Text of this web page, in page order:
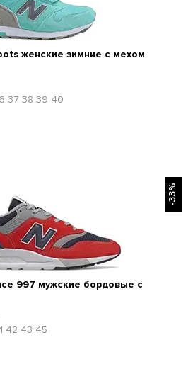
женские зимние с мехом
37 38 39 40
-33%
997 мужские бордовые с
42 43 45